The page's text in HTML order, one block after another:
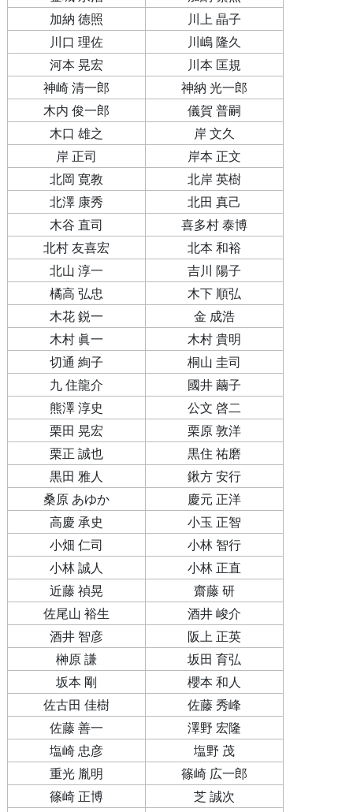
加納 徳照
川上 晶子
川口 理佐
川嶋 隆久
河本 晃宏
川本 匡規
神崎 清一郎
神納 光一郎
木内 俊一郎
儀賀 普嗣
木口 雄之
岸 文久
岸 正司
岸本 正文
北岡 寛教
北岸 英樹
北澤 康秀
北田 真己
木谷 直司
喜多村 泰博
北村 友喜宏
北本 和裕
北山 淳一
吉川 陽子
橘高 弘忠
木下 順弘
木花 鋭一
金 成浩
木村 眞一
木村 貴明
切通 絢子
桐山 圭司
九 住龍介
國井 繭子
熊澤 淳史
公文 啓二
栗田 晃宏
栗原 敦洋
栗正 誠也
黒住 祐磨
黒田 雅人
鍬方 安行
桑原 あゆか
慶元 正洋
高慶 承史
小玉 正智
小畑 仁司
小林 智行
小林 誠人
小林 正直
近藤 禎晃
齋藤 研
佐尾山 裕生
酒井 峻介
酒井 智彦
阪上 正英
榊原 謙
坂田 育弘
坂本 剛
櫻本 和人
佐古田 佳樹
佐藤 秀峰
佐藤 善一
澤野 宏隆
塩崎 忠彦
塩野 茂
重光 胤明
篠崎 広一郎
篠崎 正博
芝 誠次